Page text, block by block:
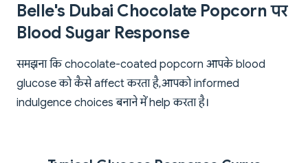
Belle's Dubai Chocolate Popcorn पर
Blood Sugar Response
समझना कि chocolate-coated popcorn आपके blood
glucose को कैसे affect करता है, आपको informed
indulgence choices बनाने में help करता है।